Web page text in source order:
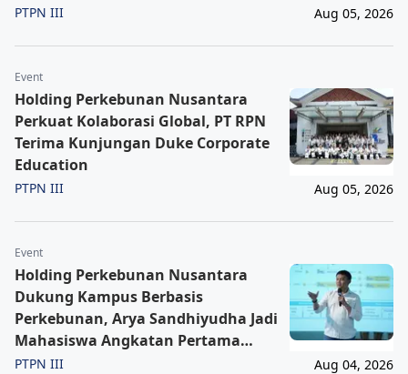
PTPN III Aug 05, 2026
Event
Holding Perkebunan Nusantara
Perkuat Kolaborasi Global, PT RPN
Terima Kunjungan Duke Corporate
Education
PTPN III Aug 05, 2026
Event
Holding Perkebunan Nusantara
Dukung Kampus Berbasis
Perkebunan, Arya Sandhiyudha Jadi
Mahasiswa Angkatan Pertama
Magister ITSI
PTPN III Aug 04, 2026